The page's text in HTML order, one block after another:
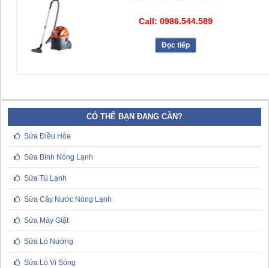
Call: 0986.544.589
Đọc tiếp
CÓ THỂ BẠN ĐANG CẦN?
Sửa Điều Hòa
Sửa Bình Nóng Lạnh
Sửa Tủ Lạnh
Sửa Cây Nước Nóng Lạnh
Sửa Máy Giặt
Sửa Lò Nướng
Sửa Lò Vi Sóng